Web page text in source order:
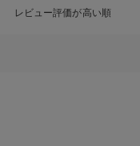
レビュー評価が高い順